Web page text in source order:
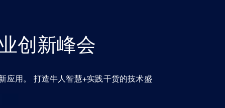
创新峰会
应用。 打造牛人智慧+实践干货的技术盛